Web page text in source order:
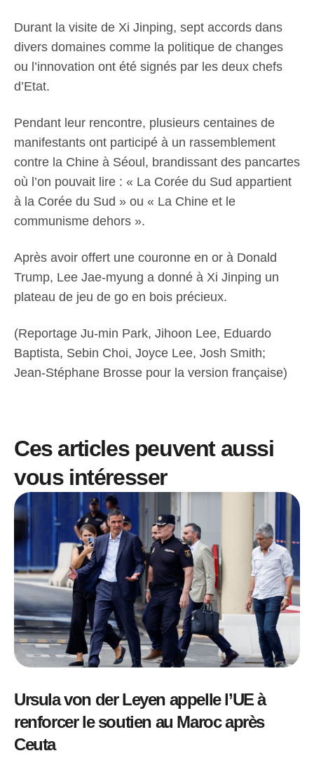
Durant la visite de Xi Jinping, sept accords dans
divers domaines comme la politique de changes
ou l’innovation ont été signés par les deux chefs
d’Etat.
Pendant leur rencontre, plusieurs centaines de
manifestants ont participé à un rassemblement
contre la Chine à Séoul, brandissant des pancartes
où l’on pouvait lire : « La Corée du Sud appartient
à la Corée du Sud » ou « La Chine et le
communisme dehors ».
Après avoir offert une couronne en or à Donald
Trump, Lee Jae-myung a donné à Xi Jinping un
plateau de jeu de go en bois précieux.
(Reportage Ju-min Park, Jihoon Lee, Eduardo
Baptista, Sebin Choi, Joyce Lee, Josh Smith;
Jean-Stéphane Brosse pour la version française)
Ces articles peuvent aussi
vous intéresser
Ursula von der Leyen appelle l’UE à
renforcer le soutien au Maroc après
Ceuta